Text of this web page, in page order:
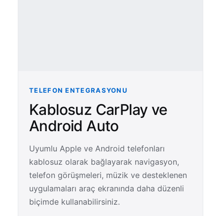
TELEFON ENTEGRASYONU
Kablosuz CarPlay ve
Android Auto
Uyumlu Apple ve Android telefonları
kablosuz olarak bağlayarak navigasyon,
telefon görüşmeleri, müzik ve desteklenen
uygulamaları araç ekranında daha düzenli
biçimde kullanabilirsiniz.